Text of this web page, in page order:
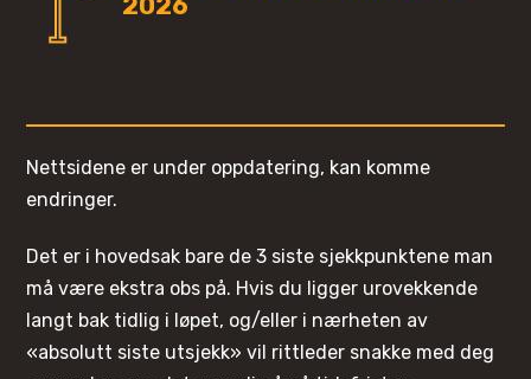
Nettsidene er under oppdatering, kan komme
endringer.
Det er i hovedsak bare de 3 siste sjekkpunktene man
må være ekstra obs på. Hvis du ligger urovekkende
langt bak tidlig i løpet, og/eller i nærheten av
«absolutt siste utsjekk» vil rittleder snakke med deg